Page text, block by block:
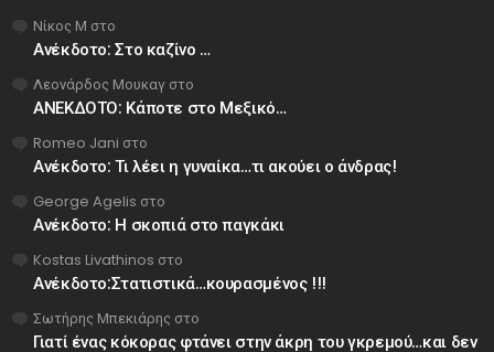
Νίκος Μ στο
Ανέκδοτο: Στο καζίνο …
Λεονάρδος Μουκαγ στο
ΑΝΕΚΔΟΤΟ: Κάποτε στο Μεξικό…
Romeo Jani στο
Ανέκδοτο: Τι λέει η γυναίκα…τι ακούει ο άνδρας!
George Agelis στο
Ανέκδοτο: Η σκοπιά στο παγκάκι
Kostas Livathinos στο
Ανέκδοτο:Στατιστικά…κουρασμένος !!!
Σωτήρης Μπεκιάρης στο
Γιατί ένας κόκορας φτάνει στην άκρη του γκρεμού…και δεν